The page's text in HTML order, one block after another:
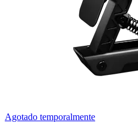
Agotado temporalmente